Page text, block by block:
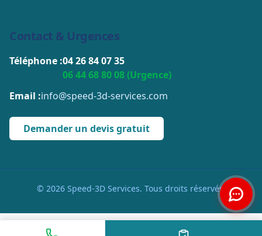
Contact & Urgences
Téléphone :04 26 84 07 35
06 44 68 80 08 (Urgence)
Email :info@speed-3d-services.com
Demander un devis gratuit
© 2026 Speed-3D Services. Tous droits réservés.